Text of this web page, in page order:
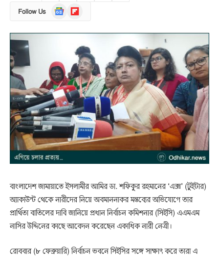
Follow Us
Google
News
Flipboard
বাংলাদেশ জামায়াতে ইসলামীর আমির ডা. শফিকুর রহমানের ‘এক্স’ (টুইটার)
অ্যাকাউন্ট থেকে নারীদের নিয়ে অবমাননাকর মন্তব্যের অভিযোগে তার
প্রার্থিতা বাতিলের দাবি জানিয়ে প্রধান নির্বাচন কমিশনার (সিইসি) এএমএম
নাসির উদ্দিনের কাছে আবেদন করেছেন একাধিক নারী নেত্রী।
রোববার (৮ ফেব্রুয়ারি) নির্বাচন ভবনে সিইসির সঙ্গে সাক্ষাৎ করে তারা এ